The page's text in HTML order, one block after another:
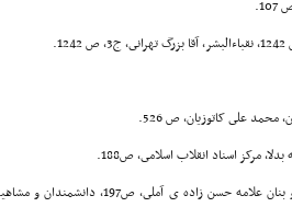
محمد على کاتوزیان، ص 526.
مرکز اسناد انقلاب اسلامى، ص188.
- در آسمان معرفت، به بیان و بنان